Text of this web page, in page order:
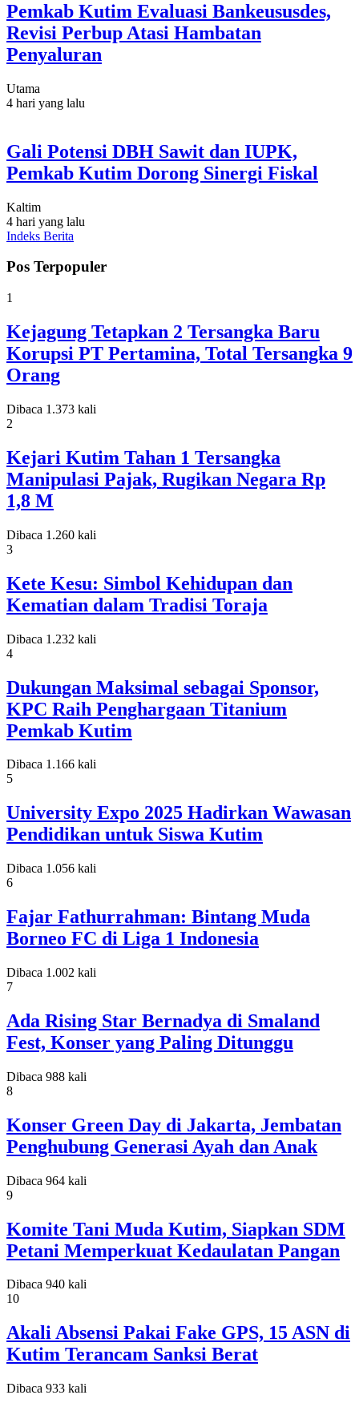
Pemkab Kutim Evaluasi Bankeususdes,
Revisi Perbup Atasi Hambatan
Penyaluran
Utama
4 hari yang lalu
Gali Potensi DBH Sawit dan IUPK,
Pemkab Kutim Dorong Sinergi Fiskal
Kaltim
4 hari yang lalu
Indeks Berita
Pos Terpopuler
1
Kejagung Tetapkan 2 Tersangka Baru
Korupsi PT Pertamina, Total Tersangka 9
Orang
Dibaca 1.373 kali
2
Kejari Kutim Tahan 1 Tersangka
Manipulasi Pajak, Rugikan Negara Rp
1,8 M
Dibaca 1.260 kali
3
Kete Kesu: Simbol Kehidupan dan
Kematian dalam Tradisi Toraja
Dibaca 1.232 kali
4
Dukungan Maksimal sebagai Sponsor,
KPC Raih Penghargaan Titanium
Pemkab Kutim
Dibaca 1.166 kali
5
University Expo 2025 Hadirkan Wawasan
Pendidikan untuk Siswa Kutim
Dibaca 1.056 kali
6
Fajar Fathurrahman: Bintang Muda
Borneo FC di Liga 1 Indonesia
Dibaca 1.002 kali
7
Ada Rising Star Bernadya di Smaland
Fest, Konser yang Paling Ditunggu
Dibaca 988 kali
8
Konser Green Day di Jakarta, Jembatan
Penghubung Generasi Ayah dan Anak
Dibaca 964 kali
9
Komite Tani Muda Kutim, Siapkan SDM
Petani Memperkuat Kedaulatan Pangan
Dibaca 940 kali
10
Akali Absensi Pakai Fake GPS, 15 ASN di
Kutim Terancam Sanksi Berat
Dibaca 933 kali